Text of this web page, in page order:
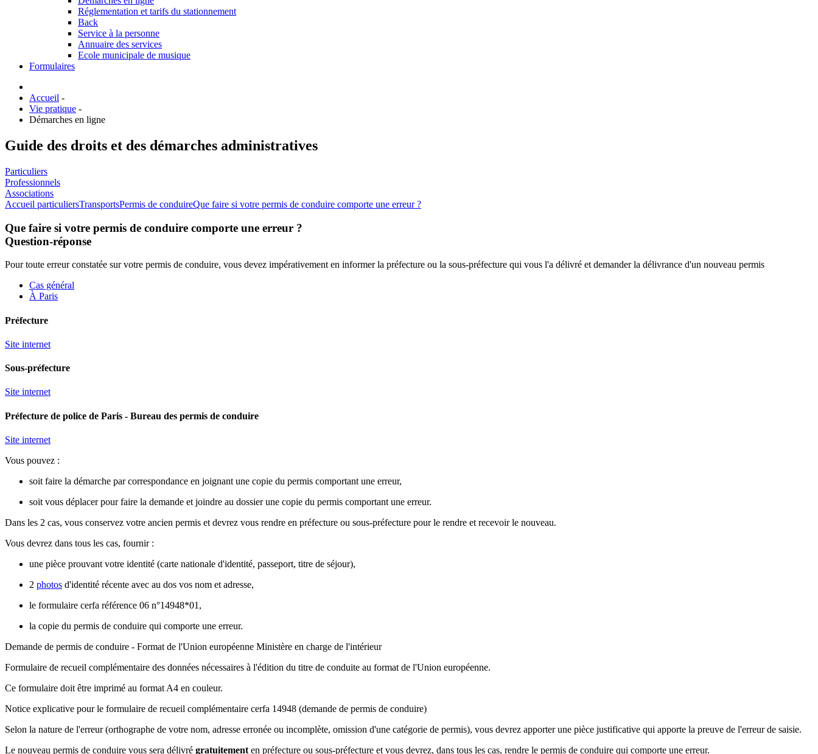
Réglementation et tarifs du stationnement
Back
Service à la personne
Annuaire des services
Ecole municipale de musique
Formulaires
Accueil -
Vie pratique -
Démarches en ligne
Guide des droits et des démarches administratives
Particuliers
Professionnels
Associations
Accueil particuliersTransportsPermis de conduireQue faire si votre permis de conduire comporte une erreur ?
Que faire si votre permis de conduire comporte une erreur ?
Question-réponse
Pour toute erreur constatée sur votre permis de conduire, vous devez impérativement en informer la préfecture ou la sous-préfecture qui vous l'a délivré et demander la délivrance d'un nouveau permis
Cas général
À Paris
Préfecture
Site internet
Sous-préfecture
Site internet
Préfecture de police de Paris - Bureau des permis de conduire
Site internet
Vous pouvez :
soit faire la démarche par correspondance en joignant une copie du permis comportant une erreur,
soit vous déplacer pour faire la demande et joindre au dossier une copie du permis comportant une erreur.
Dans les 2 cas, vous conservez votre ancien permis et devrez vous rendre en préfecture ou sous-préfecture pour le rendre et recevoir le nouveau.
Vous devrez dans tous les cas, fournir :
une pièce prouvant votre identité (carte nationale d'identité, passeport, titre de séjour),
2 photos d'identité récente avec au dos vos nom et adresse,
le formulaire cerfa référence 06 n°14948*01,
la copie du permis de conduire qui comporte une erreur.
Demande de permis de conduire - Format de l'Union européenne Ministère en charge de l'intérieur
Formulaire de recueil complémentaire des données nécessaires à l'édition du titre de conduite au format de l'Union européenne.
Ce formulaire doit être imprimé au format A4 en couleur.
Notice explicative pour le formulaire de recueil complémentaire cerfa 14948 (demande de permis de conduire)
Selon la nature de l'erreur (orthographe de votre nom, adresse erronée ou incomplète, omission d'une catégorie de permis), vous devrez apporter une pièce justificative qui apporte la preuve de l'erreur de saisie.
Le nouveau permis de conduire vous sera délivré gratuitement en préfecture ou sous-préfecture et vous devrez, dans tous les cas, rendre le permis de conduire qui comporte une erreur.